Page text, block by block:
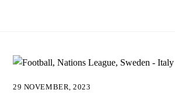
29 NOVEMBER, 2023